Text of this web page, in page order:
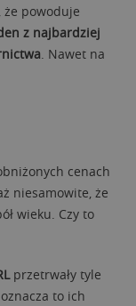
że powoduje
z najbardziej
. Nawet na
cenach
niesamowite, że
wieku. Czy to
przetrwały tyle
to ich